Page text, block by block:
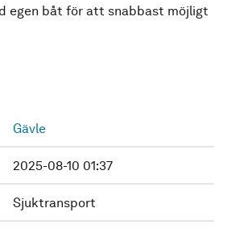
egen båt för att snabbast möjligt
Gävle
2025-08-10 01:37
Sjuktransport